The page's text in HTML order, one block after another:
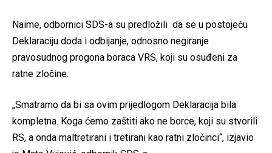
Naime, odbornici SDS-a su predložili da se u postojeću
Deklaraciju doda i odbijanje, odnosno negiranje
pravosudnog progona boraca VRS, koji su osuđeni za
ratne zločine.
„Smatramo da bi sa ovim prijedlogom Deklaracija bila
kompletna. Koga ćemo zaštiti ako ne borce, koji su stvorili
RS, a onda maltretirani i tretirani kao ratni zločinci“, izjavio